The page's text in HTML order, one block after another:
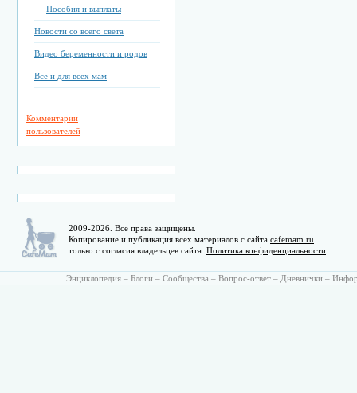
Пособия и выплаты
Новости со всего света
Видео беременности и родов
Все и для всех мам
Комментарии
пользователей
2009-2026. Все права защищены.
Копирование и публикация всех материалов с сайта cafemam.ru
только с согласия владельцев сайта. Политика конфиденциальности
Энциклопедия – Блоги – Сообщества – Вопрос-ответ – Дневнички –